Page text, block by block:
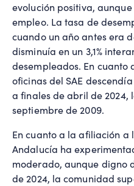
evolución positiva,
empleo. La tasa de
cuando un año antes era
disminuía en un 3,1%
desempleados. En
oficinas del SAE
a finales de abril de
septiembre de 2009.
En cuanto a la afiliación a
Andalucía ha
moderado, aunque digno
de 2024, la comunidad